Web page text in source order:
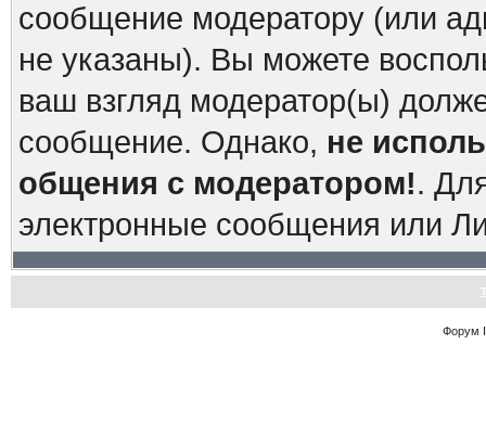
сообщение модератору (или
не указаны). Вы можете
ваш взгляд модератор(ы)
сообщение. Однако, не
общения с модератором!.
электронные сообщения или
Форум